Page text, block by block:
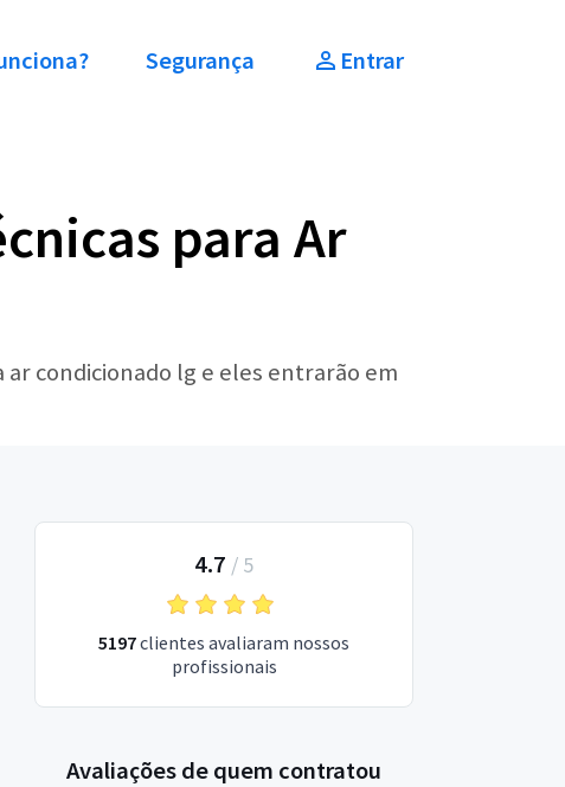
Segurança Entrar
para Ar
condicionado lg e eles entrarão em
4.7 / 5
5197clientes avaliaram nossos
profissionais
Avaliações de quem contratou